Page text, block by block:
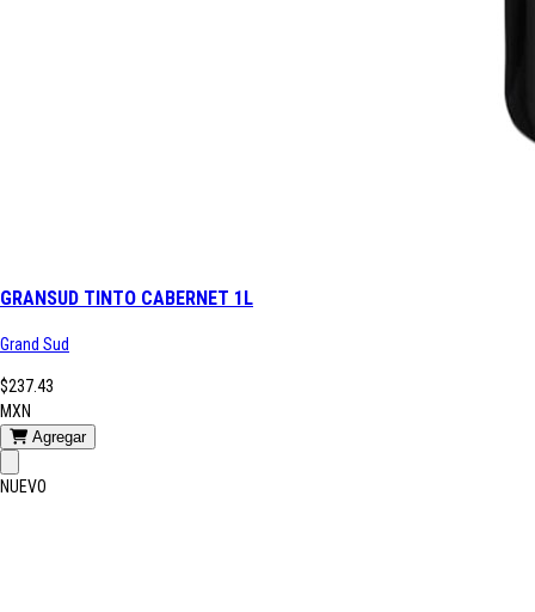
GRANSUD TINTO CABERNET 1L
Grand Sud
$237.43
MXN
Agregar
NUEVO